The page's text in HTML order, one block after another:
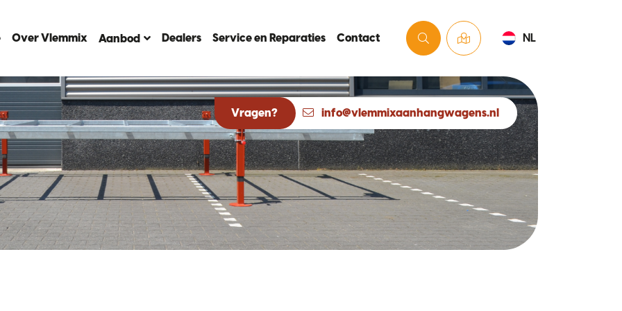
Over Vlemmix Aanbod Dealers Service en Reparaties Contact NL
Vragen? info@vlemmixaanhangwagens.nl